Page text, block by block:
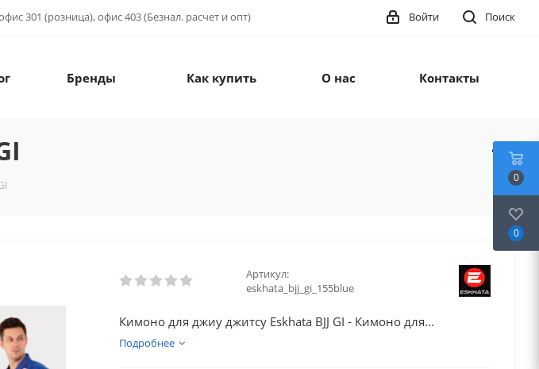
301 (розница), офис 403 (Безнал. расчет и опт) Поиск
Войти
Бренды Как купить О нас Контакты
Артикул:
eskhata_bjj_gi_155blue
Кимоно для джиу джитсу Eskhata BJJ GI - Кимоно для...
Подробнее
0
0